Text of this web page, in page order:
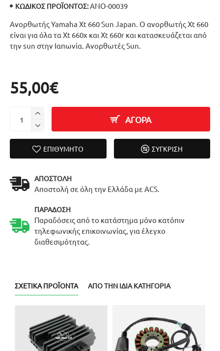
Ανορθωτής Yamaha Xt 660 Sun Japan. Ο ανορθωτής Xt 660
είναι για όλα τα Xt 660x και Xt 660r και κατασκευάζεται από
την sun στην Ιαπωνία. Ανορθωτές Sun.
ΚΩΔΙΚΌΣ ΠΡΟΪΌΝΤΟΣ:ΑΝΟ-00039
55,00€
ΑΓΟΡΑ
ΕΠΙΘΥΜΗΤΌ ΣΎΓΚΡΙΣΗ
ΑΠΟΣΤΟΛΉ
Αποστολή σε όλη την Ελλάδα με ACS.
ΠΑΡΆΔΟΣΗ
Παραδόσεις από το κατάστημα μόνο κατόπιν
τηλεφωνικής επικοινωνίας, για έλεγχο
διαθεσιμότητας.
ΣΧΕΤΙΚΆ ΠΡΟΪΌΝΤΑ ΑΠΌ ΤΗΝ ΊΔΙΑ ΚΑΤΗΓΟΡΊΑ